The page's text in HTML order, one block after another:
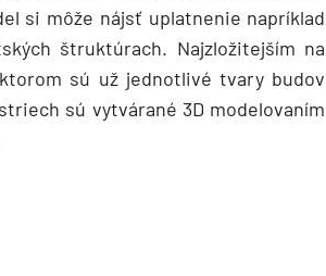
si môže nájsť uplatnenie napríklad
štruktúrach. Najzložitejším na
sú už jednotlivé tvary budov
sú vytvárané 3D modelovaním